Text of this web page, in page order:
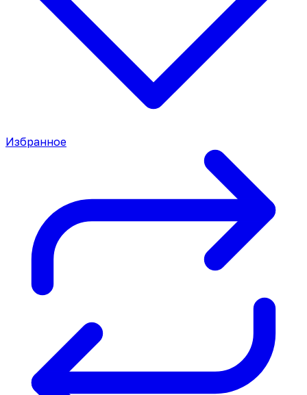
Избранное